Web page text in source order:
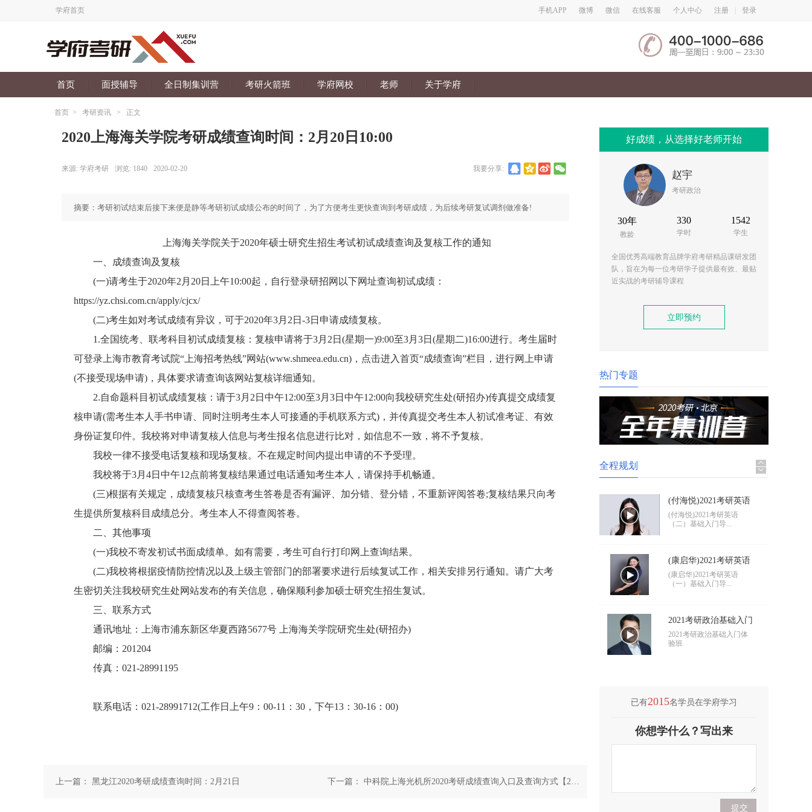
学府首页 手机APP 微博 微信 在线客服 个人中心 注册 登录
首页 面授辅导 全日制集训营 考研火箭班 学府网校 老师 关于学府
首页 > 考研资讯 > 正文
2020上海海关学院考研成绩查询时间：2月20日10:00
来源: 学府考研 浏览: 1840 2020-02-20 我要分享:
摘要：考研初试结束后接下来便是静等考研初试成绩公布的时间了，为了方便考生更快查询到考研成绩，为后续考研复试调剂做准备!
上海海关学院关于2020年硕士研究生招生考试初试成绩查询及复核工作的通知
一、成绩查询及复核
(一)请考生于2020年2月20日上午10:00起，自行登录研招网以下网址查询初试成绩：
https://yz.chsi.com.cn/apply/cjcx/
(二)考生如对考试成绩有异议，可于2020年3月2日-3日申请成绩复核。
1.全国统考、联考科目初试成绩复核：复核申请将于3月2日(星期一)9:00至3月3日(星期二)16:00进行。考生届时
可登录上海市教育考试院“上海招考热线”网站(www.shmeea.edu.cn)，点击进入首页“成绩查询”栏目，进行网上申请
(不接受现场申请)，具体要求请查询该网站复核详细通知。
2.自命题科目初试成绩复核：请于3月2日中午12:00至3月3日中午12:00向我校研究生处(研招办)传真提交成绩复
核申请(需考生本人手书申请、同时注明考生本人可接通的手机联系方式)，并传真提交考生本人初试准考证、有效
身份证复印件。我校将对申请复核人信息与考生报名信息进行比对，如信息不一致，将不予复核。
我校一律不接受电话复核和现场复核。不在规定时间内提出申请的不予受理。
我校将于3月4日中午12点前将复核结果通过电话通知考生本人，请保持手机畅通。
(三)根据有关规定，成绩复核只核查考生答卷是否有漏评、加分错、登分错，不重新评阅答卷;复核结果只向考
生提供所复核科目成绩总分。考生本人不得查阅答卷。
二、其他事项
(一)我校不寄发初试书面成绩单。如有需要，考生可自行打印网上查询结果。
(二)我校将根据疫情防控情况以及上级主管部门的部署要求进行后续复试工作，相关安排另行通知。请广大考
生密切关注我校研究生处网站发布的有关信息，确保顺利参加硕士研究生招生复试。
三、联系方式
通讯地址：上海市浦东新区华夏西路5677号 上海海关学院研究生处(研招办)
邮编：201204
传真：021-28991195
联系电话：021-28991712(工作日上午9：00-11：30，下午13：30-16：00)
上一篇： 黑龙江2020考研成绩查询时间：2月21日 下一篇：
中科院上海光机所2020考研成绩查询入口及查询方式【2月
好成绩，从选择好老师开始
赵宇
考研政治
30年
教龄
330
学时
1542
学生
全国优秀高端教育品牌学府考研精品课研发团
队，旨在为每一位考研学子提供最有效、最贴
近实战的考研辅导课程
立即预约
热门专题
全程规划
(付海悦)2021考研英语
2021考研政治基础入门
导学
2021考研政治基础入门体
验班
(付海悦)2021考研英语
（二）基础入门导学
(付海悦)2021考研英语
（二）基础入门导...
(康启华)2021考研英语
（一）基础入门导学
(康启华)2021考研英语
（一）基础入门导...
2021考研政治基础入门
导学
2021考研政治基础入门体
验班
(付海悦)2021考研英语
（二）基础入门导学
(付海悦)2021考研英语
（二）基础入门导...
（一）基础入门导学
(康启华)2021考研英语
（一）基础入门导...
已有2015名学员在学府学习
你想学什么？写出来